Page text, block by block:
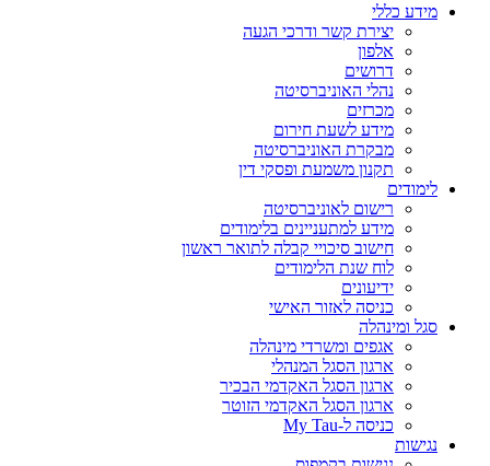
מידע כללי
יצירת קשר ודרכי הגעה
אלפון
דרושים
נהלי האוניברסיטה
מכרזים
מידע לשעת חירום
מבקרת האוניברסיטה
תקנון משמעת ופסקי דין
לימודים
רישום לאוניברסיטה
מידע למתעניינים בלימודים
חישוב סיכויי קבלה לתואר ראשון
לוח שנת הלימודים
ידיעונים
כניסה לאזור האישי
סגל ומינהלה
אגפים ומשרדי מינהלה
ארגון הסגל המנהלי
ארגון הסגל האקדמי הבכיר
ארגון הסגל האקדמי הזוטר
כניסה ל-My Tau
נגישות